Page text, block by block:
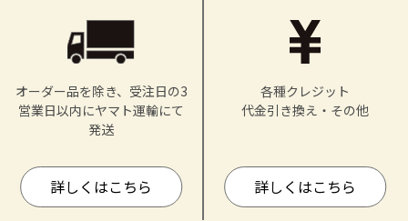
オーダー品を除き、受注日の3
営業日以内にヤマト運輸にて
発送
詳しくはこちら
各種クレジット
代金引き換え・その他
詳しくはこちら